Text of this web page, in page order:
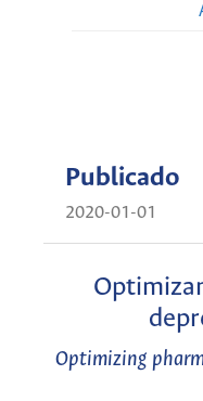
Publicado
2020-01-01
Optimizing